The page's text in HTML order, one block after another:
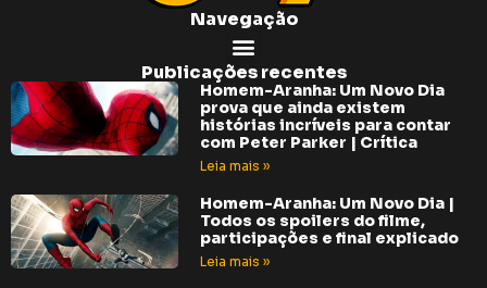
Navegação
Publicações recentes
Homem-Aranha: Um Novo Dia
prova que ainda existem
histórias incríveis para contar
com Peter Parker | Crítica
Leia mais »
Homem-Aranha: Um Novo Dia |
Todos os spoilers do filme,
participações e final explicado
Leia mais »